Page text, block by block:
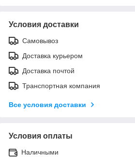
Условия доставки
Самовывоз
Доставка курьером
Доставка почтой
Транспортная компания
Все условия доставки
Условия оплаты
Наличными